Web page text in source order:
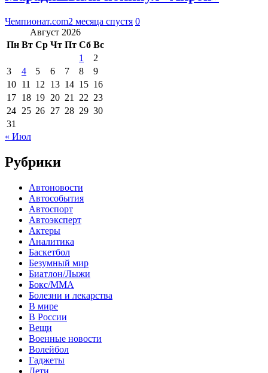
Чемпионат.com2 месяца спустя 0
Август 2026
Пн Вт Ср Чт Пт Сб Вс
1
2
3
4 5 6 7 8
9
10 11 12 13 14 15 16
17 18 19 20 21 22 23
24 25 26 27 28 29 30
31
« Июл
Рубрики
Автоновости
Автособытия
Автоспорт
Автоэксперт
Актеры
Аналитика
Баскетбол
Безумный мир
Биатлон/Лыжи
Бокс/MMA
Болезни и лекарства
В мире
В России
Вещи
Военные новости
Волейбол
Гаджеты
Дети